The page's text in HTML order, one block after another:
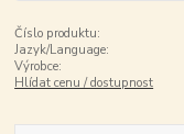
Číslo produktu:
Jazyk/Language:
Výrobce:
Hlídat cenu / dostupnost